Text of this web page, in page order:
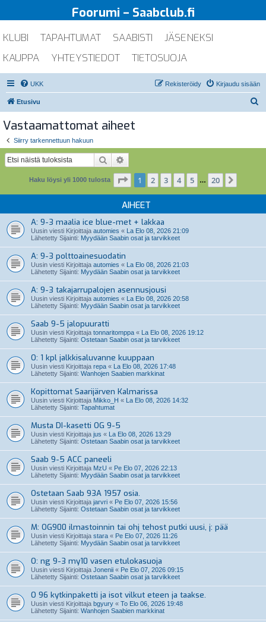
Foorumi – Saabclub.fi
KLUBI TAPAHTUMAT SAABISTI
JÄSENEKSI
KAUPPA
YHTEYSTIEDOT TIETOSUOJA
UKK Kirjaudu sisään
Rekisteröidy
Etusivu
Vastaamattomat aiheet
Siirry tarkennettuun hakuun
Etsi
Haku löysi yli 1000 tulosta Sivu /20
1 2 3 4 5 … 20
AIHEET
A: 9-3 maalia ice blue-met + lakkaa
Uusin viesti Kirjoittaja automies « La Elo 08, 2026 21:09
Lähetetty Sijainti: Myydään Saabin osat ja tarvikkeet
A: 9-3 polttoainesuodatin
Uusin viesti Kirjoittaja automies « La Elo 08, 2026 21:03
Lähetetty Sijainti: Myydään Saabin osat ja tarvikkeet
A: 9-3 takajarrupalojen asennusjousi
Uusin viesti Kirjoittaja automies « La Elo 08, 2026 20:58
Lähetetty Sijainti: Myydään Saabin osat ja tarvikkeet
Saab 9-5 jalopuuratti
Uusin viesti Kirjoittaja tonnaritomppa « La Elo 08, 2026 19:12
Lähetetty Sijainti: Ostetaan Saabin osat ja tarvikkeet
O: 1 kpl jalkkisaluvanne kuuppaan
Uusin viesti Kirjoittaja repa « La Elo 08, 2026 17:48
Lähetetty Sijainti: Wanhojen Saabien markkinat
Kopittomat Saarijärven Kalmarissa
Uusin viesti Kirjoittaja Mikko_H « La Elo 08, 2026 14:32
Lähetetty Sijainti: Tapahtumat
Musta DI-kasetti OG 9-5
Uusin viesti Kirjoittaja jus « La Elo 08, 2026 13:29
Lähetetty Sijainti: Ostetaan Saabin osat ja tarvikkeet
Saab 9-5 ACC paneeli
Uusin viesti Kirjoittaja MzU « Pe Elo 07, 2026 22:13
Lähetetty Sijainti: Myydään Saabin osat ja tarvikkeet
Ostetaan Saab 93A 1957 osia.
Uusin viesti Kirjoittaja jarvri « Pe Elo 07, 2026 15:56
Lähetetty Sijainti: Ostetaan Saabin osat ja tarvikkeet
M: OG900 ilmastoinnin tai ohj tehost putki uusi, j: pää
Uusin viesti Kirjoittaja stara « Pe Elo 07, 2026 11:26
Lähetetty Sijainti: Myydään Saabin osat ja tarvikkeet
O: ng 9-3 my10 vasen etulokasuoja
Uusin viesti Kirjoittaja Jonenii « Pe Elo 07, 2026 09:15
Lähetetty Sijainti: Ostetaan Saabin osat ja tarvikkeet
O 96 kytkinpaketti ja isot vilkut eteen ja taakse.
Uusin viesti Kirjoittaja bgyury « To Elo 06, 2026 19:48
Lähetetty Sijainti: Wanhojen Saabien markkinat